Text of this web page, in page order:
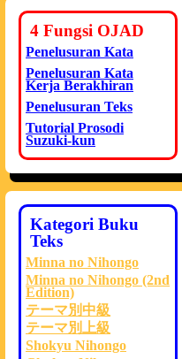
4 Fungsi OJAD
Penelusuran Kata
Penelusuran Kata
Kerja Berakhiran
Penelusuran Teks
Tutorial Prosodi
Suzuki-kun
Kategori Buku
Teks
Minna no Nihongo
Minna no Nihongo (2nd
Edition)
テーマ別中級
テーマ別上級
Shokyu Nihongo